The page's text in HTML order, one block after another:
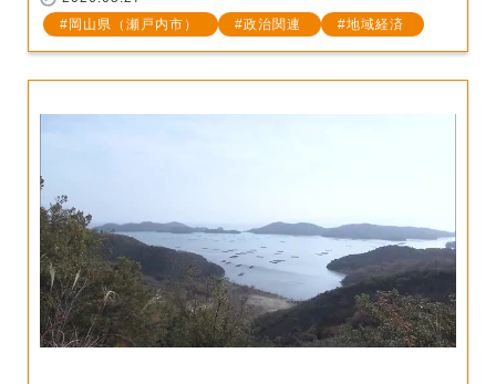
岡山県（瀬戸内市）
政治関連 地域経済